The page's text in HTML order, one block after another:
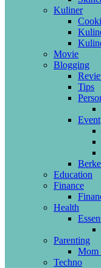
Kuliner
Movie
Blogging
Tips
Event
Education
Finance
Health
Parenting
Mom
Techno